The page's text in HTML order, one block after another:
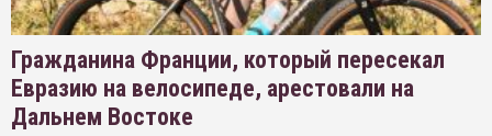
Гражданина Франции, который пересекал
Евразию на велосипеде, арестовали на
Дальнем Востоке